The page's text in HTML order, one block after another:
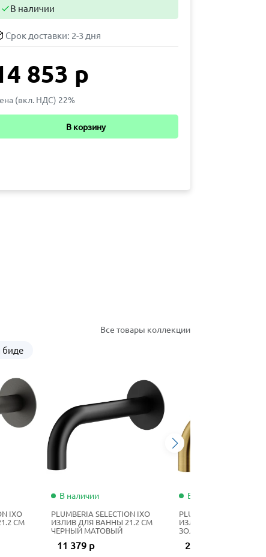
В наличии
Срок доставки: 2-3 дня
853 р
(вкл. НДС) 22%
В корзину
Все товары коллекции
биде
IXO
СМ
В наличии
PLUMBERIA SELECTION IXO
ИЗЛИВ ДЛЯ ВАННЫ 21.2 СМ
ЧЕРНЫЙ МАТОВЫЙ
11 379 р
В наличии
PLUMBERIA SELECTION
ИЗЛИВ ДЛЯ ВАННЫ
ЗОЛОТО
23 859 р